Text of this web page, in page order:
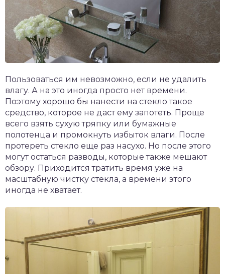
Пользоваться им невозможно, если не удалить
влагу. А на это иногда просто нет времени.
Поэтому хорошо бы нанести на стекло такое
средство, которое не даст ему запотеть. Проще
всего взять сухую тряпку или бумажные
полотенца и промокнуть избыток влаги. После
протереть стекло еще раз насухо. Но после этого
могут остаться разводы, которые также мешают
обзору. Приходится тратить время уже на
масштабную чистку стекла, а времени этого
иногда не хватает.